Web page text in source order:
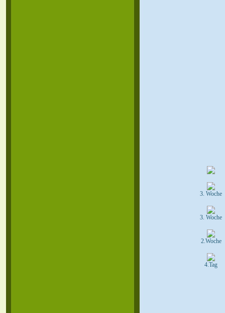
3. Woche
3. Woche
2.Woche
4.Tag